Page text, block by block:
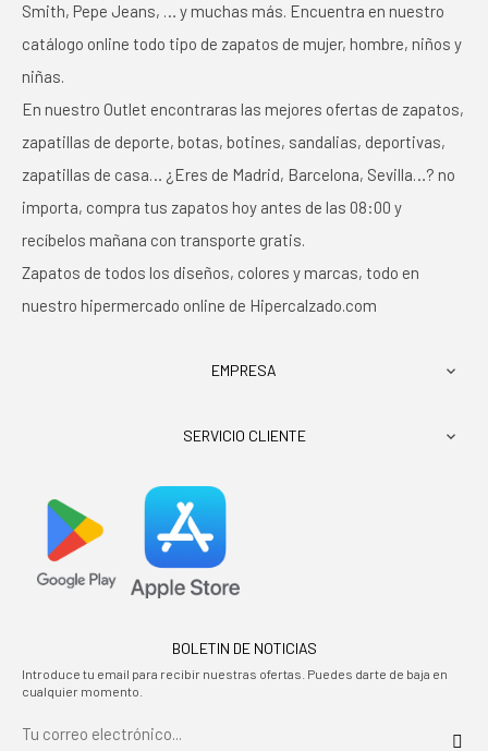
Smith, Pepe Jeans, … y muchas más. Encuentra en nuestro
catálogo online todo tipo de zapatos de mujer, hombre, niños y
niñas.
En nuestro Outlet encontraras las mejores ofertas de zapatos,
zapatillas de deporte, botas, botines, sandalias, deportivas,
zapatillas de casa… ¿Eres de Madrid, Barcelona, Sevilla…? no
importa, compra tus zapatos hoy antes de las 08:00 y
recíbelos mañana con transporte gratis.
Zapatos de todos los diseños, colores y marcas, todo en
nuestro hipermercado online de Hipercalzado.com
EMPRESA 
SERVICIO CLIENTE 
BOLETIN DE NOTICIAS
Introduce tu email para recibir nuestras ofertas. Puedes darte de baja en
cualquier momento.